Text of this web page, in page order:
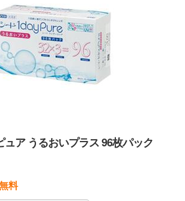
ュア うるおいプラス 96枚パック
料